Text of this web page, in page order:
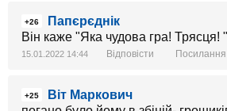
+26
Папєрєднік
Він каже "Яка чудова гра! Трясця! "
15.01.2022 14:44 Відповісти Посилання
+25
Віт Маркович